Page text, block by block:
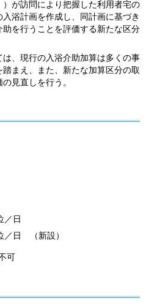
）が訪問により把握した利用者宅の
浴計画を作成し、同計画に基づき
を行うことを評価する新たな区分
、現行の入浴介助加算は多くの事
まえ、また、新たな加算区分の取
見直しを行う。
／日
／日 （新設）
可